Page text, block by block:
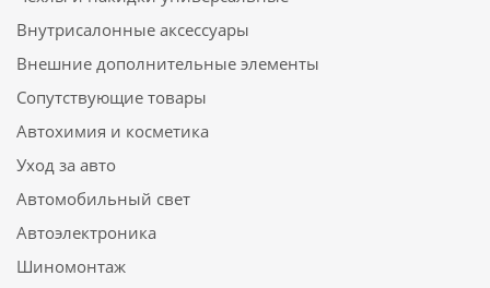
Внутрисалонные аксессуары
Внешние дополнительные элементы
Сопутствующие товары
Автохимия и косметика
Уход за авто
Автомобильный свет
Автоэлектроника
Шиномонтаж